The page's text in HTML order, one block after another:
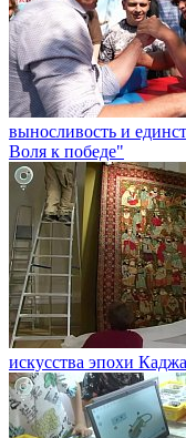
выносливость и
Воля к победе"
искусства эпохи